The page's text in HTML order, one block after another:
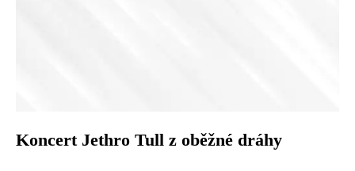
Koncert Jethro Tull z oběžné dráhy